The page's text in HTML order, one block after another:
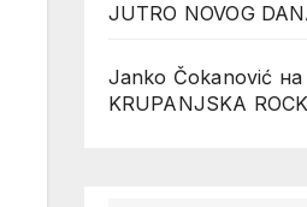
JUTRO NOVOG
Janko Čokanović на
KRUPANJSKA